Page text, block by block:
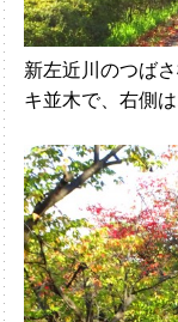
新左近川のつば
キ並木で、右側